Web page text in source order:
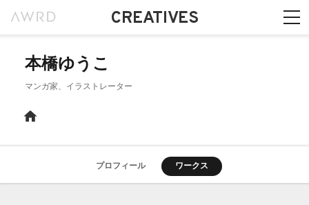
CREATIVES
本橋ゆうこ
マンガ家、イラストレーター
プロフィール ワークス